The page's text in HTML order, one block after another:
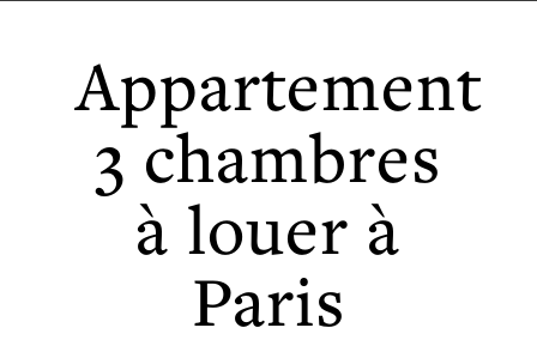
Appartement
3 chambres
à louer à
Paris